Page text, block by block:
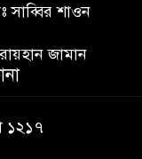
বহিষ্কৃত জামাত
সাব্বির শাওন
জামান
১২১৭